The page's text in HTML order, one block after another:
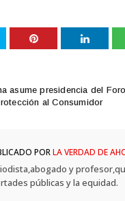
asume presidencia del Foro
al Consumidor
PORLA VERDAD DE
y
públicas y la equidad.